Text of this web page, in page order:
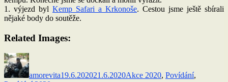
1. výjezd byl Kemp Safari a Krkonoše. Cestou jsme ještě sbírali
nějaké body do soutěže.
Related Images:
Autor:
amorevita19.6.202021.6.2020Akce 2020, Povídání,